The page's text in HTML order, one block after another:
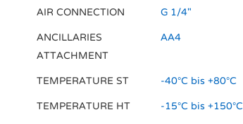
AIR CONNECTION G 1/4"
ANCILLARIES
ATTACHMENT
AA4
TEMPERATURE ST -40°C bis +80°C
TEMPERATURE HT -15°C bis +150°C